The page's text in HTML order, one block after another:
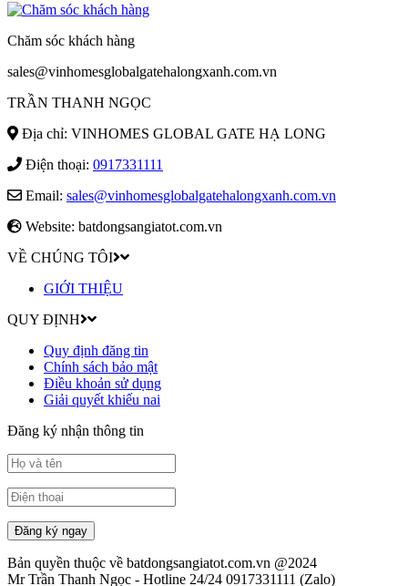
Chăm sóc khách hàng
sales@vinhomesglobalgatehalongxanh.com.vn
TRẦN THANH NGỌC
Địa chỉ: VINHOMES GLOBAL GATE HẠ LONG
Điện thoại: 0917331111
Email: sales@vinhomesglobalgatehalongxanh.com.vn
Website: batdongsangiatot.com.vn
VỀ CHÚNG TÔI
GIỚI THIỆU
QUY ĐỊNH
Quy định đăng tin
Chính sách bảo mật
Điều khoản sử dụng
Giải quyết khiếu nai
Đăng ký nhận thông tin
Đăng ký ngay
Bản quyền thuộc về batdongsangiatot.com.vn @2024
Mr Trần Thanh Ngọc - Hotline 24/24 0917331111 (Zalo)